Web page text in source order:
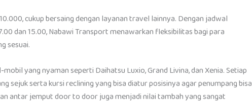
cukup bersaing dengan layanan travel lainnya. Dengan jadwal
dan 15.00, Nabawi Transport menawarkan fleksibilitas bagi para
sesuai.
yang nyaman seperti Daihatsu Luxio, Grand Livina, dan Xenia. Setiap
sejuk serta kursi reclining yang bisa diatur posisinya agar penumpang bisa
antar jemput door to door juga menjadi nilai tambah yang sangat